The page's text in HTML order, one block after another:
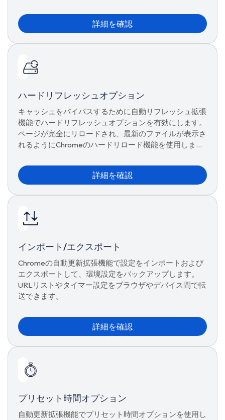
す。
詳細を確認
ハードリフレッシュオプション
キャッシュをバイパスするために自動リフレッシュ拡張
機能でハードリフレッシュオプションを有効にします。
ページが完全にリロードされ、最新のファイルが表示さ
れるようにChromeのハードリロード機能を使用しま
詳細を確認
インポート/エクスポート
Chromeの自動更新拡張機能で設定をインポートおよび
エクスポートして、環境設定をバックアップします。
URLリストやタイマー設定をブラウザやデバイス間で転
送できます。
詳細を確認
プリセット時間オプション
自動更新拡張機能でプリセット時間オプションを使用し